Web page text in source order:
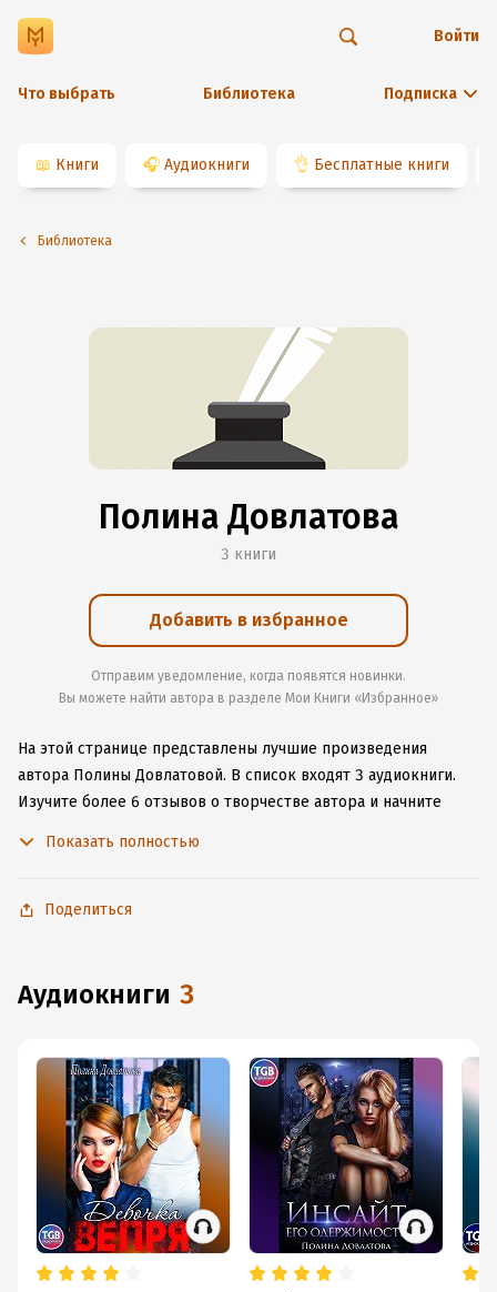
Что выбрать Библиотека Подписка
Войти
📖 Книги 🎧 Аудиокниги 👌 Бесплатные книги
Библиотека
Полина Довлатова
3 книги
Добавить в избранное
Отправим уведомление, когда появятся новинки.
Вы можете найти автора в разделе Мои Книги «Избранное»
На этой странице представлены лучшие произведения
автора Полины Довлатовой. В список входят 3 аудиокниги.
Изучите более 6 отзывов о творчестве автора и начните
даже без подключения к интернету.
Показать полностью
Поделиться
аудиокниги 3